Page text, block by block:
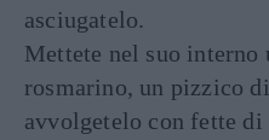
asciugatelo.
Mettete nel suo interno
rosmarino, un pizzico di
avvolgetelo con fette di